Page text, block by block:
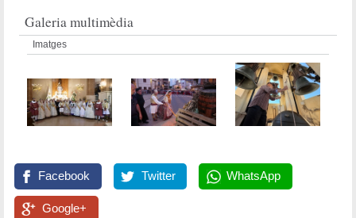
Galeria multimèdia
Imatges
Facebook Twitter WhatsApp
Google+